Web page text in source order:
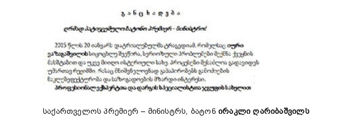
საქართველოს პრემიერ – მინისტრს, ბატონირაკლი ღარიბაშვილს